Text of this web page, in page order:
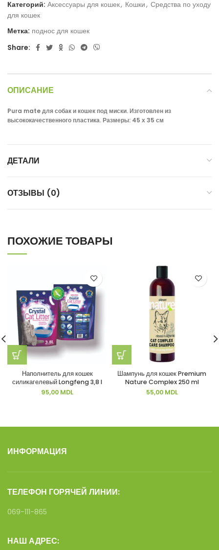
Категорий: Аксессуары для кошек, Кошки, Средства по уходу
для кошек
Метка: поднос для кошек
Share:
ОПИСАНИЕ
Pura mate для собак и кошек под миски. Изготовлен из
высококачественного пластика. Размеры: 45 х 35 см
ДЕТАЛИ
ОТЗЫВЫ (0)
ПОХОЖИЕ ТОВАРЫ
Наполнитель для кошек
силикагелевый Longfeng 3,8 l
95,00 MDL
Шампунь для кошек Premium
Nature Complex 250 ml
55,00 MDL
ИНФОРМАЦИЯ
ТЕЛЕФОН ГОРЯЧЕЙ ЛИНИИ:
069-111-865
НАШ АДРЕС: